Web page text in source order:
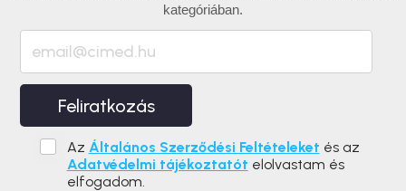
kategóriában.
Feliratkozás
Az Általános Szerződési Feltételeket és az
Adatvédelmi tájékoztatót elolvastam és
elfogadom.